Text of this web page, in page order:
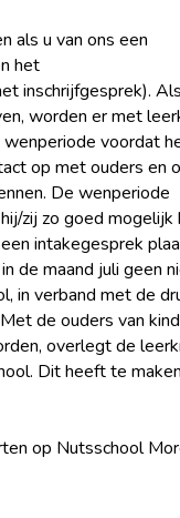
als u van ons een
het
inschrijfgesprek).
worden er met
voordat
op met ouders en
De wenperiode
zij zo goed mogelijk
intakegesprek
de maand juli geen
in verband met de
de ouders van
overlegt de
Dit heeft te
op Nutsschool